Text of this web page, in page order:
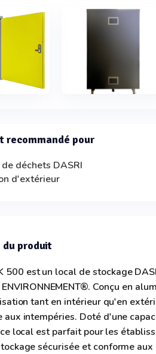
recommandé pour
déchets DASRI
d'extérieur
produit
500 est un local de stockage
Conçu en
tant en intérieur qu'en
aux intempéries. Doté d'une
local est parfait pour les
sécurisée et conforme aux